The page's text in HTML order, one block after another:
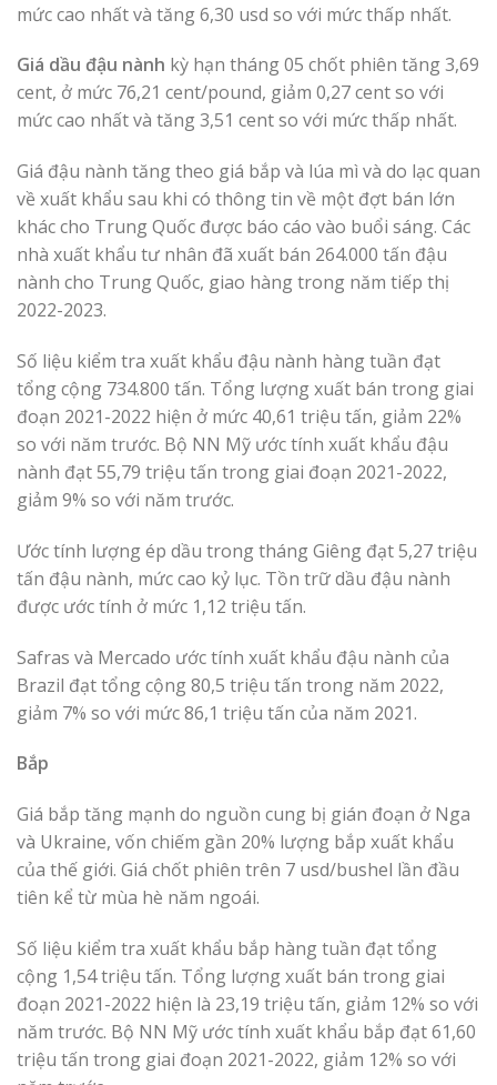
mức cao nhất và tăng 6,30 usd so với mức thấp nhất.
Giá dầu đậu nành kỳ hạn tháng 05 chốt phiên tăng 3,69
cent, ở mức 76,21 cent/pound, giảm 0,27 cent so với
mức cao nhất và tăng 3,51 cent so với mức thấp nhất.
Giá đậu nành tăng theo giá bắp và lúa mì và do lạc quan
về xuất khẩu sau khi có thông tin về một đợt bán lớn
khác cho Trung Quốc được báo cáo vào buổi sáng. Các
nhà xuất khẩu tư nhân đã xuất bán 264.000 tấn đậu
nành cho Trung Quốc, giao hàng trong năm tiếp thị
2022-2023.
Số liệu kiểm tra xuất khẩu đậu nành hàng tuần đạt
tổng cộng 734.800 tấn. Tổng lượng xuất bán trong giai
đoạn 2021-2022 hiện ở mức 40,61 triệu tấn, giảm 22%
so với năm trước. Bộ NN Mỹ ước tính xuất khẩu đậu
nành đạt 55,79 triệu tấn trong giai đoạn 2021-2022,
giảm 9% so với năm trước.
Ước tính lượng ép dầu trong tháng Giêng đạt 5,27 triệu
tấn đậu nành, mức cao kỷ lục. Tồn trữ dầu đậu nành
được ước tính ở mức 1,12 triệu tấn.
Safras và Mercado ước tính xuất khẩu đậu nành của
Brazil đạt tổng cộng 80,5 triệu tấn trong năm 2022,
giảm 7% so với mức 86,1 triệu tấn của năm 2021.
Bắp
Giá bắp tăng mạnh do nguồn cung bị gián đoạn ở Nga
và Ukraine, vốn chiếm gần 20% lượng bắp xuất khẩu
của thế giới. Giá chốt phiên trên 7 usd/bushel lần đầu
tiên kể từ mùa hè năm ngoái.
Số liệu kiểm tra xuất khẩu bắp hàng tuần đạt tổng
cộng 1,54 triệu tấn. Tổng lượng xuất bán trong giai
đoạn 2021-2022 hiện là 23,19 triệu tấn, giảm 12% so với
năm trước. Bộ NN Mỹ ước tính xuất khẩu bắp đạt 61,60
triệu tấn trong giai đoạn 2021-2022, giảm 12% so với